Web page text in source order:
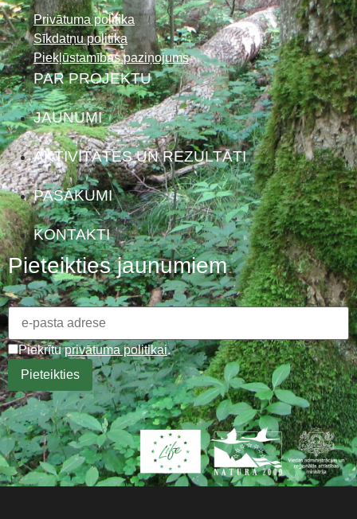
Privātuma politika
Sīkdatņu politika
Piekļūstamības paziņojums
PAR PROJEKTU
JAUNUMI
AKTIVITĀTES UN REZULTĀTI
PASĀKUMI
KONTAKTI
Pieteikties jaunumiem
Piekrītuprivātuma politikai.